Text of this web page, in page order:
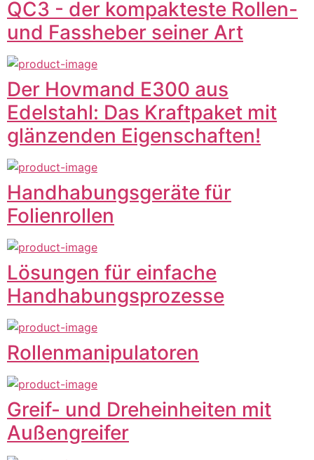
QC3 - der kompakteste Rollen-
und Fassheber seiner Art
Der Hovmand E300 aus
Edelstahl: Das Kraftpaket mit
glänzenden Eigenschaften!
Handhabungsgeräte für
Folienrollen
Lösungen für einfache
Handhabungsprozesse
Rollenmanipulatoren
Greif- und Dreheinheiten mit
Außengreifer